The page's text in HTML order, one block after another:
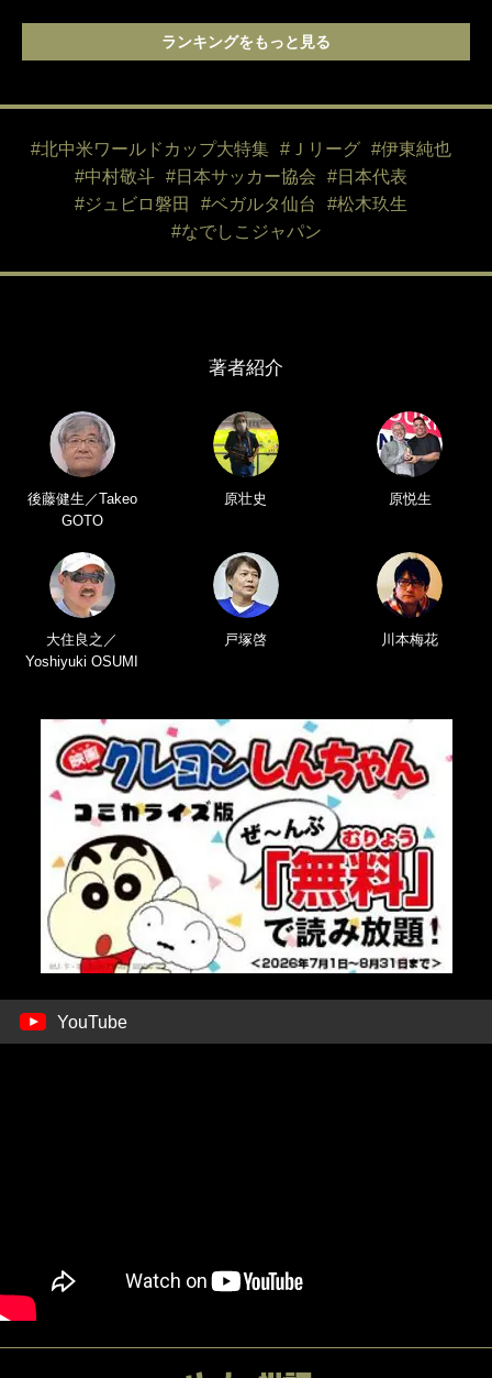
ランキングをもっと見る
#北中米ワールドカップ大特集 #Ｊリーグ
#伊東純也
#中村敬斗
#日本サッカー協会
#日本代表
#ジュビロ磐田
#ベガルタ仙台
#松木玖生
#なでしこジャパン
著者紹介
後藤健生／Takeo
GOTO
原壮史 原悦生
大住良之／
Yoshiyuki OSUMI
戸塚啓 川本梅花
YouTube